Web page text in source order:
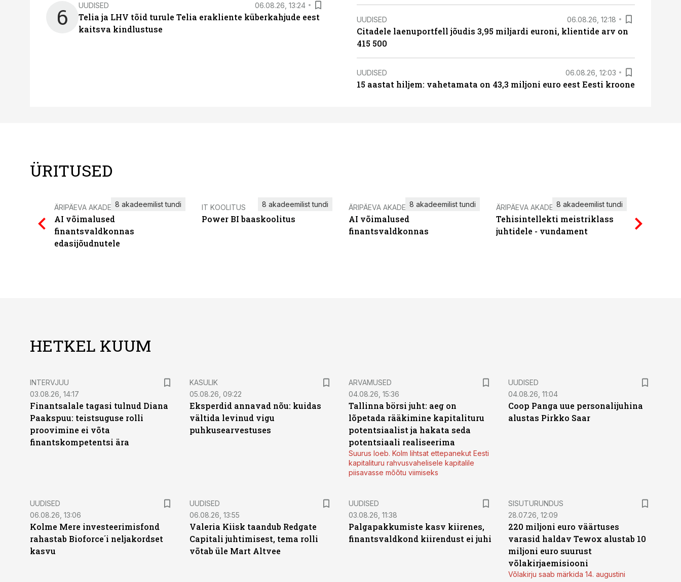
6 UUDISED 06.08.26, 13:24
Telia ja LHV tõid turule Telia erakliente küberkahjude eest
kaitsva kindlustuse
UUDISED 06.08.26, 12:18
Citadele laenuportfell jõudis 3,95 miljardi euroni, klientide arv on
415 500
UUDISED 06.08.26, 12:03
15 aastat hiljem: vahetamata on 43,3 miljoni euro eest Eesti kroone
ÜRITUSED
ÄRIPÄEVA AKADEEMIA
AI võimalused
finantsvaldkonnas
edasijõudnutele
8 akadeemilist tundi IT KOOLITUS
Power BI baaskoolitus
8 akadeemilist tundi ÄRIPÄEVA AKADEEMIA
AI võimalused
finantsvaldkonnas
8 akadeemilist tundi ÄRIPÄEVA AKADEEMIA
Tehisintellekti meistriklass
juhtidele - vundament
8 akadeemilist tundi
HETKEL KUUM
INTERVJUU
03.08.26, 14:17
Finantsalale tagasi tulnud Diana
Paakspuu: teistsuguse rolli
proovimine ei võta
finantskompetentsi ära
KASULIK
05.08.26, 09:22
Eksperdid annavad nõu: kuidas
vältida levinud vigu
puhkusearvestuses
ARVAMUSED
04.08.26, 15:36
Tallinna börsi juht: aeg on
lõpetada rääkimine kapitalituru
potentsiaalist ja hakata seda
potentsiaali realiseerima
Suurus loeb. Kolm lihtsat ettepanekut Eesti
kapitalituru rahvusvahelisele kapitalile
piisavasse mõõtu viimiseks
UUDISED
04.08.26, 11:04
Coop Panga uue personalijuhina
alustas Pirkko Saar
UUDISED
06.08.26, 13:06
Kolme Mere investeerimisfond
rahastab Bioforce´i neljakordset
kasvu
UUDISED
06.08.26, 13:55
Valeria Kiisk taandub Redgate
Capitali juhtimisest, tema rolli
võtab üle Mart Altvee
UUDISED
03.08.26, 11:38
Palgapakkumiste kasv kiirenes,
finantsvaldkond kiirendust ei juhi
ST
SISUTURUNDUS
28.07.26, 12:09
220 miljoni euro väärtuses
varasid haldav Tewox alustab 10
miljoni euro suurust
võlakirjaemisiooni
Võlakirju saab märkida 14. augustini